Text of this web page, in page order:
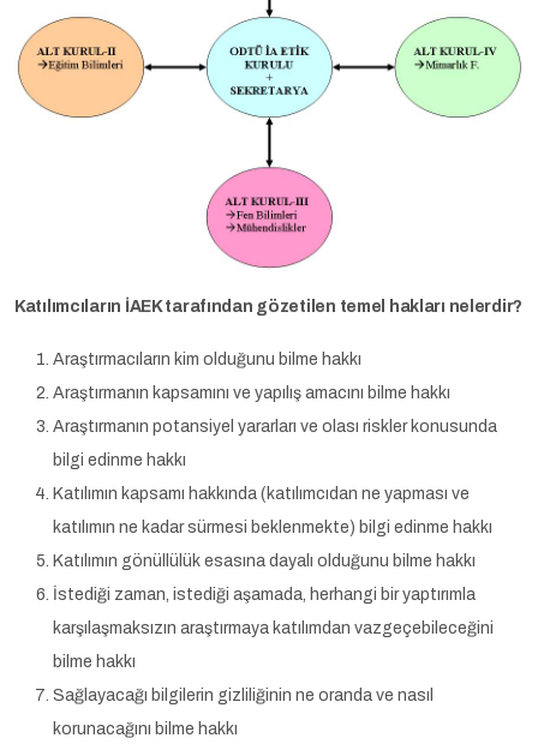
Katılımcıların İAEK tarafından gözetilen temel hakları nelerdir?
Araştırmacıların kim olduğunu bilme hakkı
Araştırmanın kapsamını ve yapılış amacını bilme hakkı
Araştırmanın potansiyel yararları ve olası riskler konusunda
bilgi edinme hakkı
Katılımın kapsamı hakkında (katılımcıdan ne yapması ve
katılımın ne kadar sürmesi beklenmekte) bilgi edinme hakkı
Katılımın gönüllülük esasına dayalı olduğunu bilme hakkı
İstediği zaman, istediği aşamada, herhangi bir yaptırımla
karşılaşmaksızın araştırmaya katılımdan vazgeçebileceğini
bilme hakkı
Sağlayacağı bilgilerin gizliliğinin ne oranda ve nasıl
korunacağını bilme hakkı